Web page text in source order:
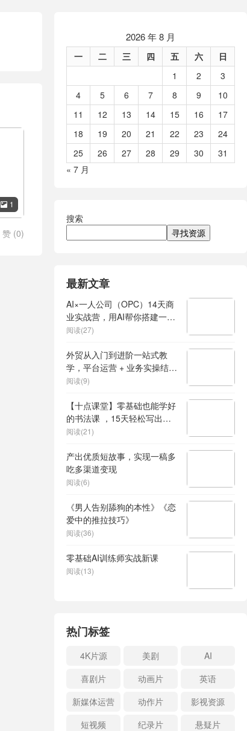
 1
赞 (0)
2026 年 8 月
一 二 三 四 五 六
日
1
2
3
4
5 6 7 8 9
10
11
12 13 14 15 16
17
18
19 20 21 22 23
24
25
26 27 28 29 30
31
« 7 月
搜索
寻找资源
最新文章
AI×一人公司（OPC）14天商
业实战营，用AI帮你搭建一个
属于你自己的、能独立賺钱的
阅读(27)
外贸从入门到进阶一站式教
学，平台运营 + 业务实操结
合，实现业绩稳步增长
阅读(9)
【十点课堂】零基础也能学好
的书法课 ，15天轻松写出漂
亮人生
阅读(21)
产出优质短故事，实现一稿多
吃多渠道变现
阅读(6)
《男人告别舔狗的本性》《恋
爱中的推拉技巧》
阅读(36)
零基础AI训练师实战新课
阅读(13)
热门标签
4K片源 美剧
AI
喜剧片
动画片
英语
新媒体运营
动作片
影视资源
短视频
纪录片
悬疑片